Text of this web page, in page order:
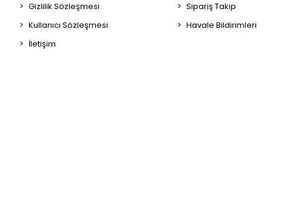
Gizlilik Sözleşmesi
Kullanıcı Sözleşmesi
İletişim
Sipariş Takip
Havale Bildirimleri